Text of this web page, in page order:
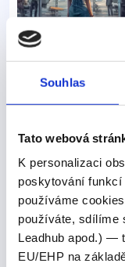
Souhlas
Tato webová
K personalizaci
poskytování
používáme
používáte, sdílíme
Leadhub apod.) —
EU/EHP na
Další výrazy
slovníku
Here they
my
Here they are.
flying this far.
Tady jsou. Jsem